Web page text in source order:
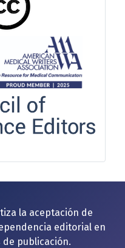
la aceptación de
editorial en
publicación.